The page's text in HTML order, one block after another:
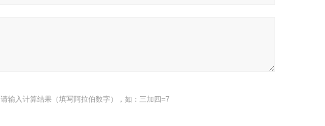
请输入计算结果（填写阿拉伯数字），如：三加四=7